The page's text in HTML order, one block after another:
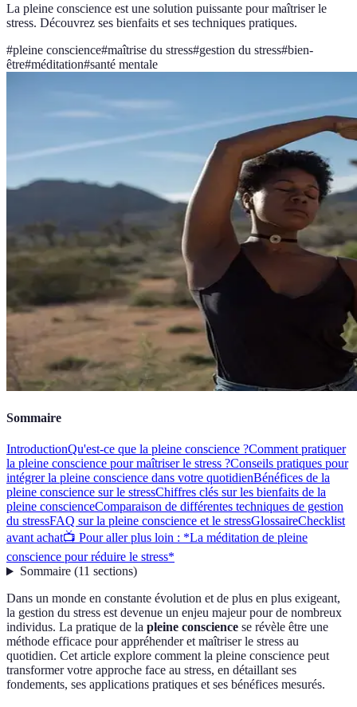
La pleine conscience est une solution puissante pour maîtriser le
stress. Découvrez ses bienfaits et ses techniques pratiques.
#pleine conscience#maîtrise du stress#gestion du stress#bien-
être#méditation#santé mentale
Sommaire
IntroductionQu'est-ce que la pleine conscience ?Comment pratiquer
la pleine conscience pour maîtriser le stress ?Conseils pratiques pour
intégrer la pleine conscience dans votre quotidienBénéfices de la
pleine conscience sur le stressChiffres clés sur les bienfaits de la
pleine conscienceComparaison de différentes techniques de gestion
du stressFAQ sur la pleine conscience et le stressGlossaireChecklist
avant achat📺 Pour aller plus loin : *La méditation de pleine
conscience pour réduire le stress*
Sommaire(11 sections)
Dans un monde en constante évolution et de plus en plus exigeant,
la gestion du stress est devenue un enjeu majeur pour de nombreux
individus. La pratique de la pleine conscience se révèle être une
méthode efficace pour appréhender et maîtriser le stress au
quotidien. Cet article explore comment la pleine conscience peut
transformer votre approche face au stress, en détaillant ses
fondements, ses applications pratiques et ses bénéfices mesurés.